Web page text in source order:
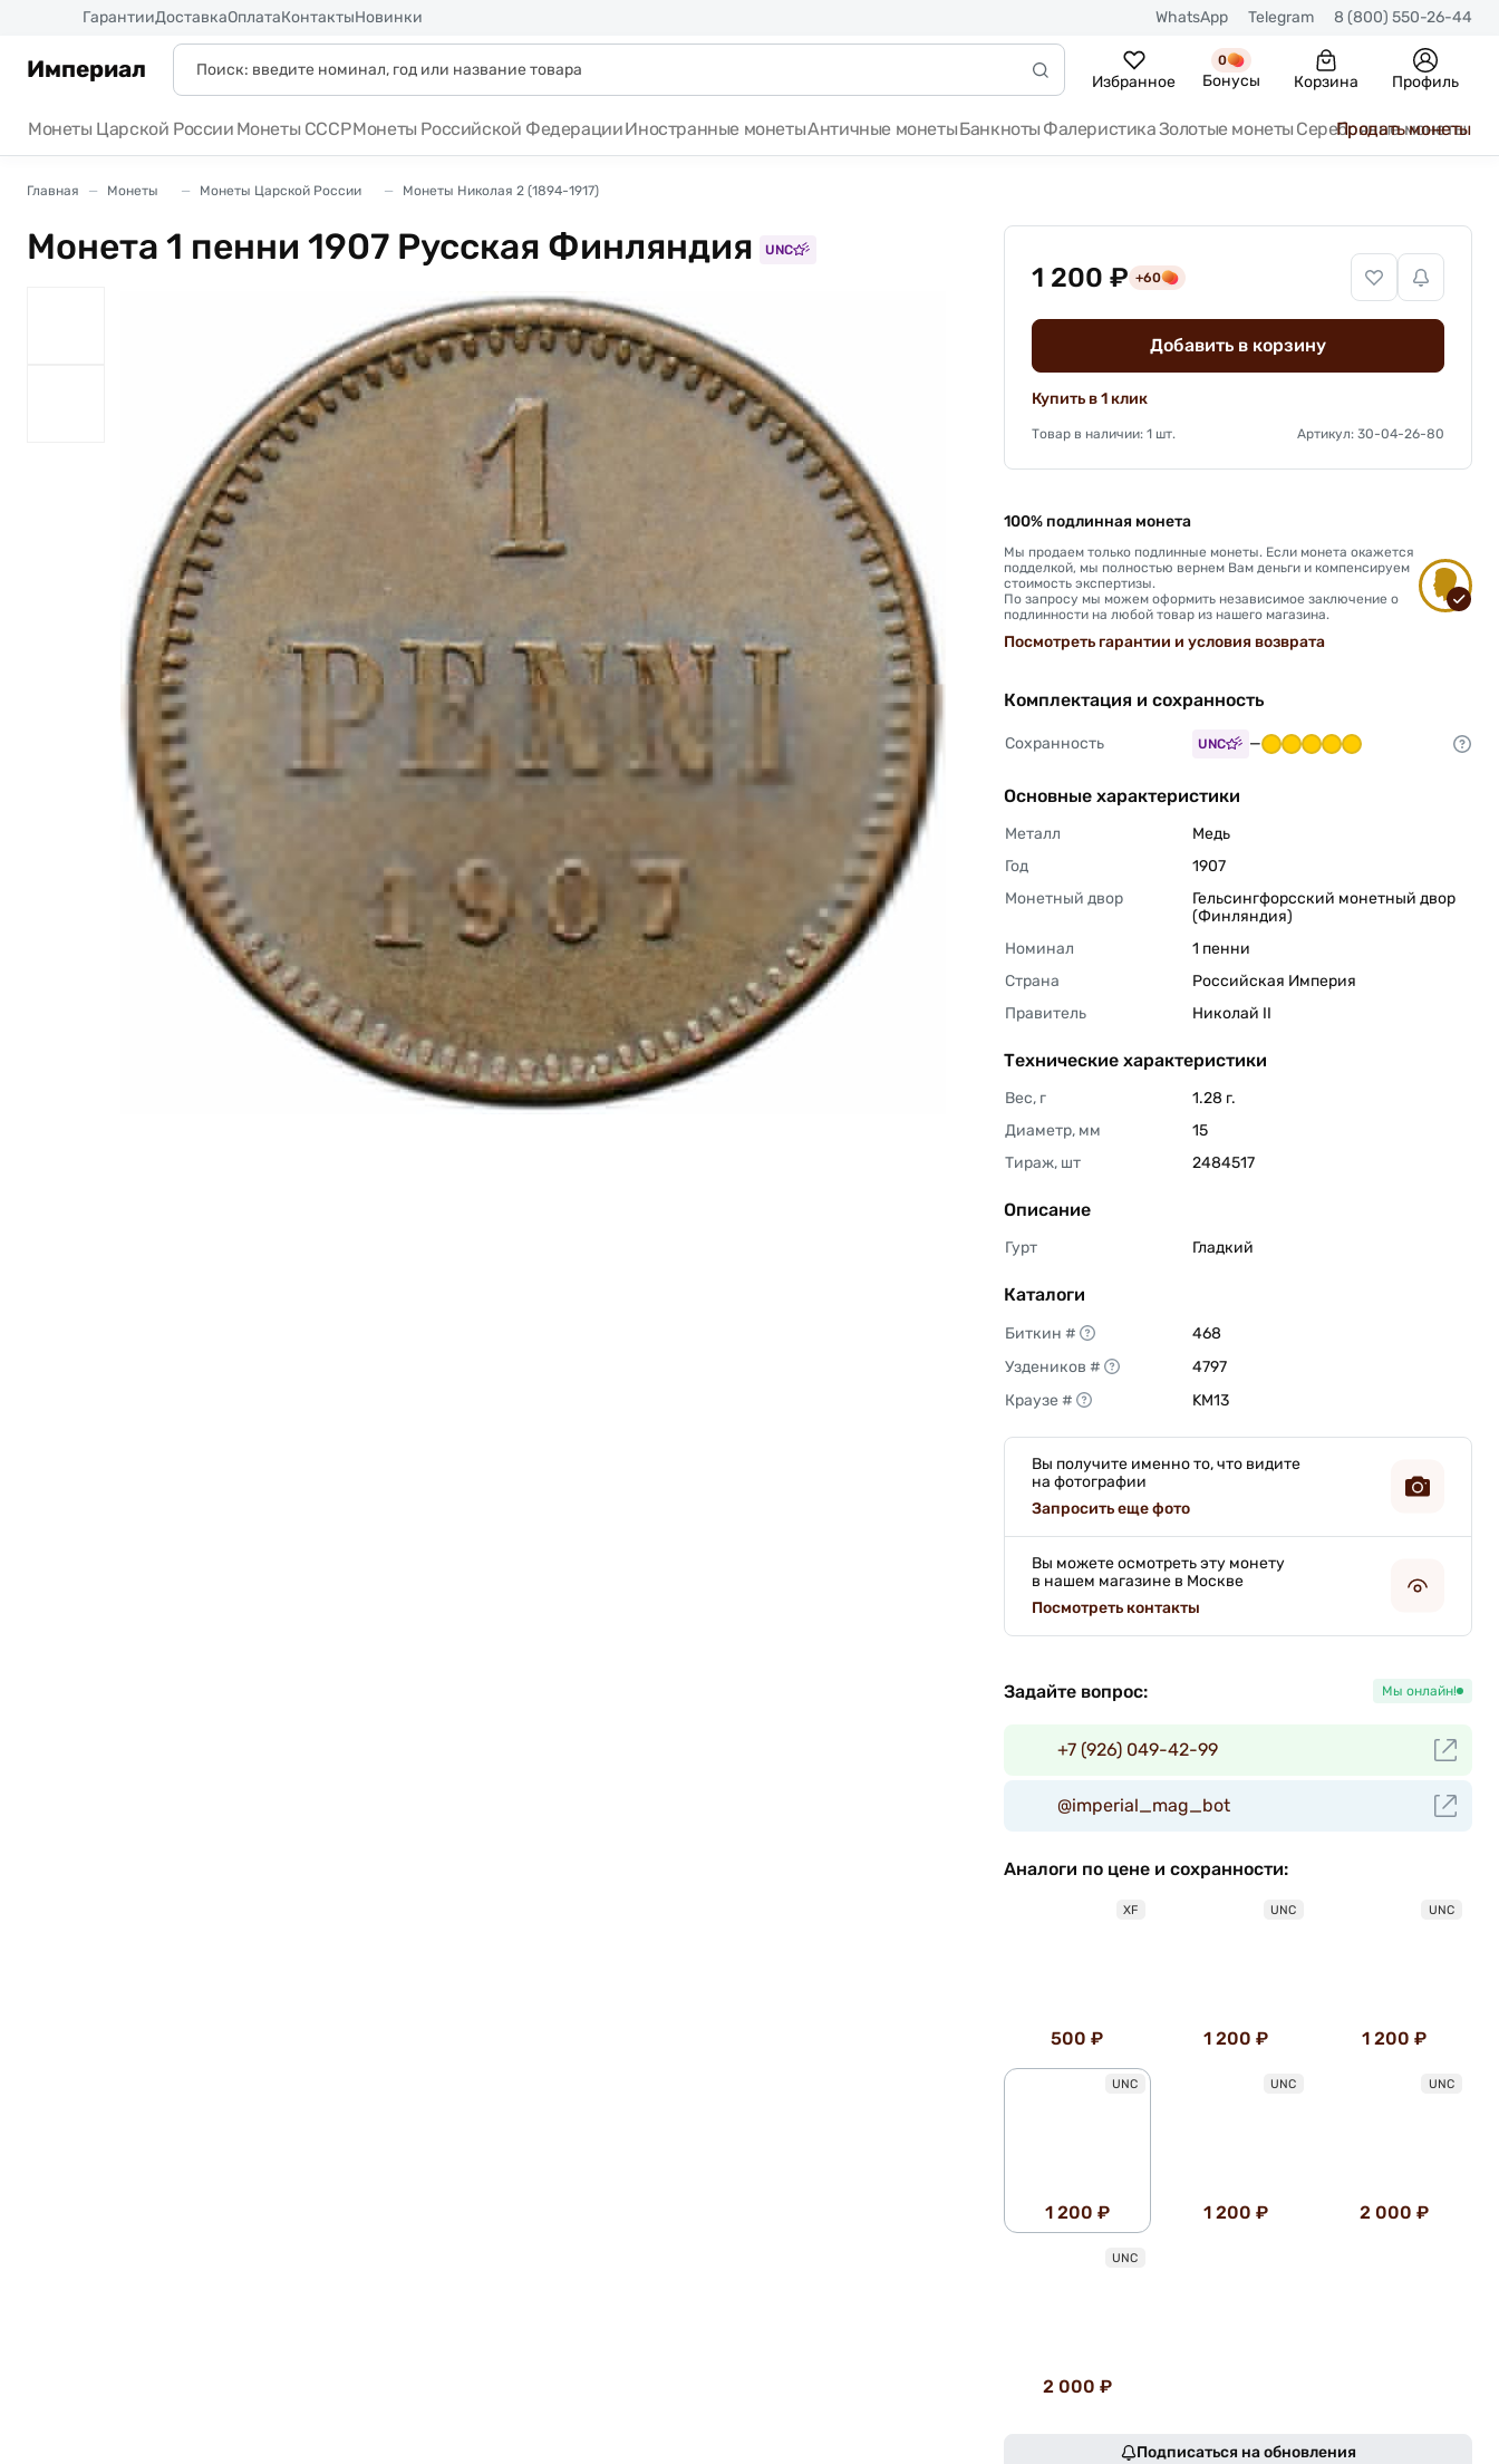
ГарантииДоставкаОплатаКонтактыНовинки WhatsApp Telegram 8 (800) 550-26-44
Империал Избранное
0
Бонусы Корзина Профиль
Монеты Царской России Монеты СССРМонеты Российской ФедерацииИностранные монетыАнтичные монетыБанкноты ФалеристикаЗолотые монеты Серебряные монеты
Продать монеты
Главная Монеты Монеты Царской России Монеты Николая 2 (1894-1917)
Монета 1 пенни 1907 Русская Финляндия UNC
1 200 ₽ +60
Добавить в корзину
Купить в 1 клик
Товар в наличии: 1 шт. Артикул: 30-04-26-80
100% подлинная монета
Мы продаем только подлинные монеты. Если монета окажется
подделкой, мы полностью вернем Вам деньги и компенсируем
стоимость экспертизы.
По запросу мы можем оформить независимое заключение о
подлинности на любой товар из нашего магазина.
Посмотреть гарантии и условия возврата
Комплектация и сохранность
Сохранность UNC —
Основные характеристики
Металл
Медь
Год
1907
Монетный двор
Гельсингфорсский монетный двор
(Финляндия)
Номинал
1 пенни
Страна
Российская Империя
Правитель
Николай II
Технические характеристики
Вес, г
1.28 г.
Диаметр, мм
15
Тираж, шт
2484517
Описание
Гурт Гладкий
Каталоги
Биткин #
468
Уздеников #
4797
Краузе #
KM13
Вы получите именно то, что видите
на фотографии
Запросить еще фото
Вы можете осмотреть эту монету
в нашем магазине в Москве
Посмотреть контакты
Задайте вопрос: Мы онлайн!
+7 (926) 049-42-99
@imperial_mag_bot
Аналоги по цене и сохранности:
XF
500 ₽
UNC
1 200 ₽
UNC
1 200 ₽
UNC
1 200 ₽
UNC
1 200 ₽
UNC
2 000 ₽
UNC
2 000 ₽
Подписаться на обновления